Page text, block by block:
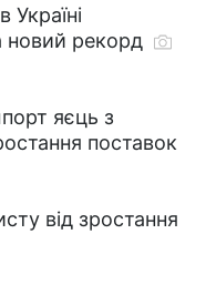
новий рекорд
яєць з
поставок
від зростання